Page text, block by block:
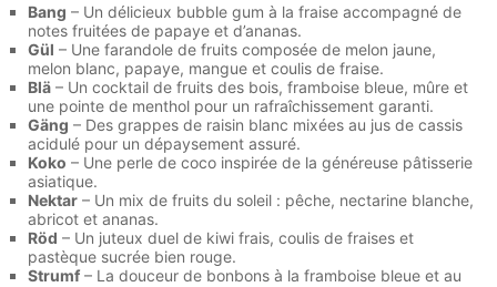
Bang – Un délicieux bubble gum à la fraise accompagné de
notes fruitées de papaye et d’ananas.
Gül – Une farandole de fruits composée de melon jaune,
melon blanc, papaye, mangue et coulis de fraise.
Blä – Un cocktail de fruits des bois, framboise bleue, mûre et
une pointe de menthol pour un rafraîchissement garanti.
Gäng – Des grappes de raisin blanc mixées au jus de cassis
acidulé pour un dépaysement assuré.
Koko – Une perle de coco inspirée de la généreuse pâtisserie
asiatique.
Nektar – Un mix de fruits du soleil : pêche, nectarine blanche,
abricot et ananas.
Röd – Un juteux duel de kiwi frais, coulis de fraises et
pastèque sucrée bien rouge.
Strumf – La douceur de bonbons à la framboise bleue et au